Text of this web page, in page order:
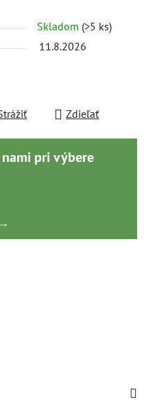
Skladom (>5 ks)
11.8.2026
Zdieľať
nami pri výbere
→